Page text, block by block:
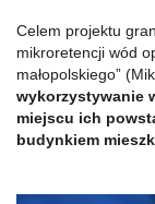
Celem projektu
mikroretencji wód
małopolskiego”
wykorzystywanie
miejscu ich
budynkiem